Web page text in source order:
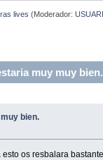
lives (Moderador:
muy muy
bien.
os resbalara